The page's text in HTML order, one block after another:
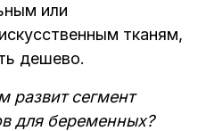
или
тканям,
дешево.
развит сегмент
для беременных?